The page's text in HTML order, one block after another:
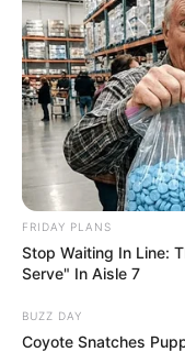
FRIDAY PLANS
Stop Waiting In Line:
Serve" In Aisle 7
BUZZ DAY
Coyote Snatches